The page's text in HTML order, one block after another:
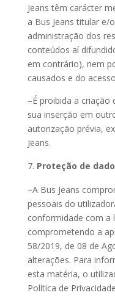
Jeans têm carácter
a Bus Jeans titular e/
administração dos
conteúdos aí
em contrário), nem
causados e do
–É proibida a criação
sua inserção em
autorização prévia,
Jeans.
Proteção de
–A Bus Jeans
pessoais do
conformidade com a
comprometendo a
58/2019, de 08 de
alterações. Para
esta matéria, o
Política de